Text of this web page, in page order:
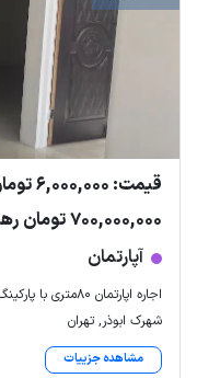
Leaflet| Map data ©ariamarz.com
قیمت: 6,000,000 تومان اجاره
700,000,000 تومان رهن
آپارتمان
اجاره اپارتمان ۸۰متری با پارکینگ و آسانسور
شهرک ابوذر, تهران
مشاهده جزییات